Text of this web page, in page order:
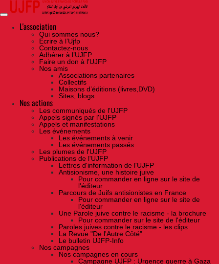
Skip
the
contentL'association
Qui sommes nous?
Ecrire à l’Ujfp
Contactez-nous
Adhérer à l’UJFP
Faire un don à l’UJFP
Nos amis
Associations partenaires
Collectifs
Maisons d’éditions (livres,DVD)
Sites, blogs
Nos actions
Les communiqués de l'UJFP
Appels signés par l'UJFP
Appels et manifestations
Les événements
Les événements à venir
Les événements passés
Les plumes de l'UJFP
Publications de l'UJFP
Lettres d'information de l'UJFP
Antisionisme, une histoire juive
Pour commander en ligne sur le site de
l'éditeur
Parcours de Juifs antisionistes en France
Pour commander en ligne sur le site de
l'éditeur
Une Parole juive contre le racisme - la brochure
Pour commander sur le site de l'éditeur
Paroles juives contre le racisme - les clips
La Revue "De l'Autre Côté"
Le bulletin UJFP-Info
Nos campagnes
Nos campagnes en cours
Campagne UJFP : Urgence guerre à Gaza